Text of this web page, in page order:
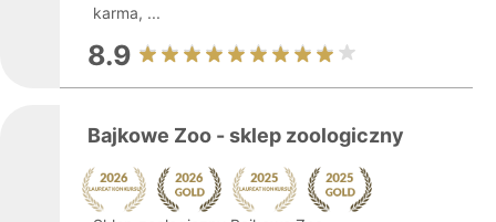
karma, ...
8.9
Bajkowe Zoo - sklep zoologiczny